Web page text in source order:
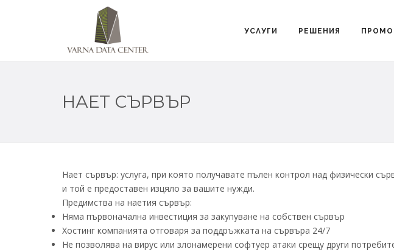
УСЛУГИ РЕШЕНИЯ
НАЕТ СЪРВЪР
Нает сървър: услуга, при която получавате пълен контрол над физически
и той е предоставен изцяло за вашите нужди.
Предимства на наетия сървър:
Няма първоначална инвестиция за закупуване на собствен сървър
Хостинг компанията отговаря за поддръжката на сървъра 24/7
Не позволява на вирус или злонамерени софтуер атаки срещу други